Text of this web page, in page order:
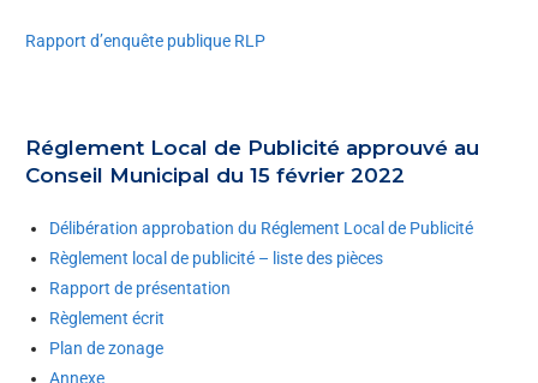
Rapport d’enquête publique RLP
Réglement Local de Publicité approuvé au
Conseil Municipal du 15 février 2022
Délibération approbation du Réglement Local de Publicité
Règlement local de publicité – liste des pièces
Rapport de présentation
Règlement écrit
Plan de zonage
Annexe